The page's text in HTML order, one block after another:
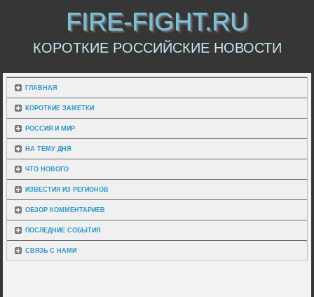
FIRE-FIGHT.RU
КОРОТКИЕ РОССИЙСКИЕ НОВОСТИ
ГЛАВНАЯ
КОРОТКИЕ ЗАМЕТКИ
РОССИЯ И МИР
НА ТЕМУ ДНЯ
ЧТО НОВОГО
ИЗВЕСТИЯ ИЗ РЕГИОНОВ
ОБЗОР КОММЕНТАРИЕВ
ПОСЛЕДНИЕ СОБЫТИЯ
СВЯЗЬ С НАМИ